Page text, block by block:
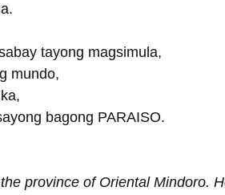
tayong magsimula,
mundo,
bagong PARAISO.
province of Oriental Mindoro.